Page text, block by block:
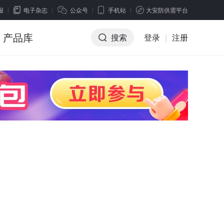
电子杂志 公众号 手机站 大安防供需平台
产品库 搜索 登录 | 注册